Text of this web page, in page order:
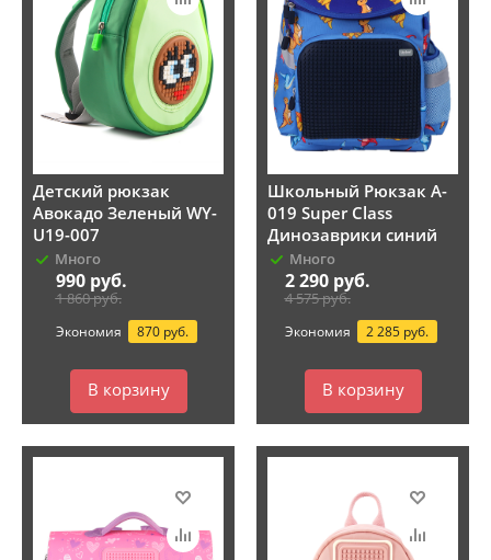
Детский рюкзак
Авокадо Зеленый WY-
U19-007
Много
990руб.
1 860руб.
Экономия 870 руб.
В корзину
Школьный Рюкзак A-
019 Super Class
Динозаврики синий
Много
2 290руб.
4 575руб.
Экономия 2 285 руб.
В корзину